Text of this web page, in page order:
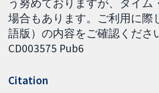
う努めておりますが、タイム
場合もあります。ご利用に際
語版）の内容をご確認くださ
CD003575 Pub6
Citation